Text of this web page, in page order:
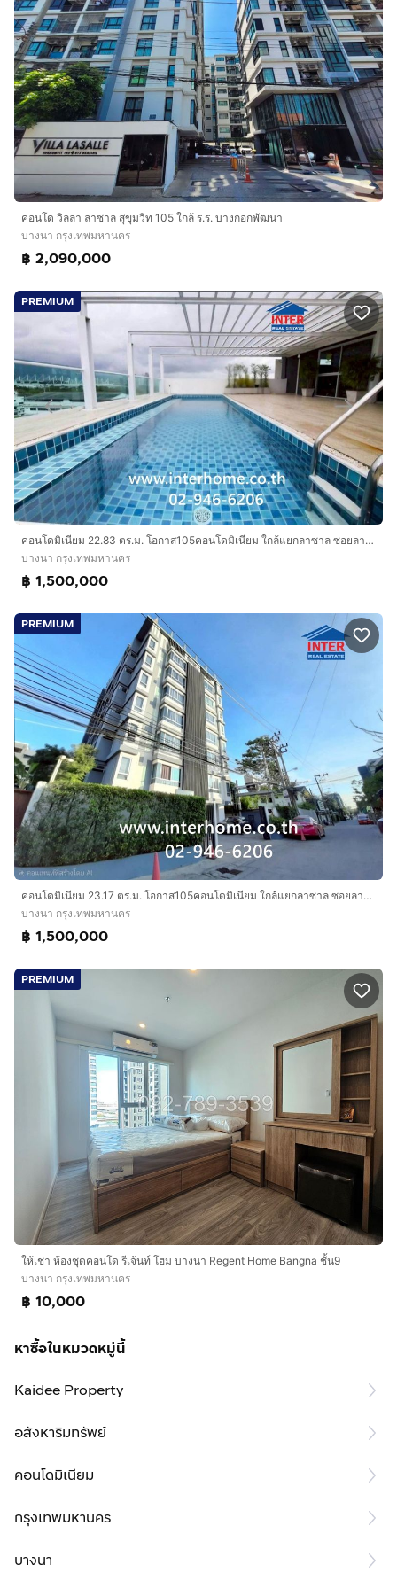
คอนโด วิลล่า ลาซาล สุขุมวิท 105 ใกล้ ร.ร. บางกอกพัฒนา
บางนา กรุงเทพมหานคร
฿ 2,090,000
PREMIUM
คอนโดมิเนียม 22.83 ตร.ม. โอกาส105คอนโดมิเนียม ใกล้แยกลาซาล ซอยลาซาล19 ถนนสุขุมวิท105 เขตบางนา กรุงเทพมหานคร
บางนา กรุงเทพมหานคร
฿ 1,500,000
PREMIUM
คอนโดมิเนียม 23.17 ตร.ม. โอกาส105คอนโดมิเนียม ใกล้แยกลาซาล ซอยลาซาล19 ถนนสุขุมวิท105 เขตบางนา กรุงเทพมหานคร
บางนา กรุงเทพมหานคร
฿ 1,500,000
PREMIUM
ให้เช่า ห้องชุดคอนโด รีเจ้นท์ โฮม บางนา Regent Home Bangna ชั้น9
บางนา กรุงเทพมหานคร
฿ 10,000
หาซื้อในหมวดหมู่นี้
Kaidee Property
อสังหาริมทรัพย์
คอนโดมิเนียม
กรุงเทพมหานคร
บางนา